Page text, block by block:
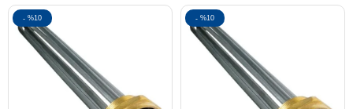
%10 %10